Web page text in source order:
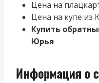
Цена на
Цена на купе из
Купить
Юрья
Информация о